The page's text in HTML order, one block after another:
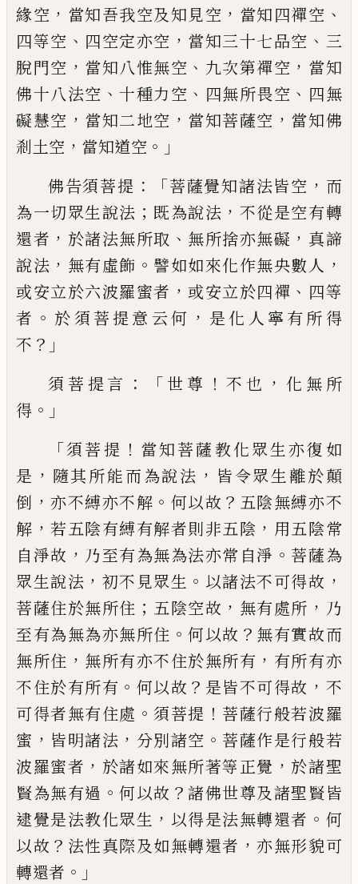
緣空 ， 當知吾我空及知見空 ， 當知四禪空 、
四等空 、 四空定亦空 ， 當知三十七品空 、 三
脫門空 ， 當知八惟無空 、 九次第禪空 ， 當知
佛十八法空 、十種力空 、 四無所畏空 、 四無
礙慧空 ， 當知二地空 ， 當知菩薩空 ， 當知佛
剎土空 ， 當知道空 。」
佛告須菩提 ：「菩薩覺知諸法皆空 ， 而
為一切眾生說法 ； 既為說法 ， 不從是空有轉
還者 ， 於諸法無所取 、 無所捨亦無礙 ， 真諦
說法 ， 無有虛飾 。 譬如如來化作無央數人 ，
或安立於六波羅蜜者 ， 或安立於四禪 、 四等
者 。 於須菩提意云何 ， 是化人寧有所得
不 ？」
須菩提言 ：「 世 尊 ！不也 ， 化無所
得 。」
「須菩提 ！ 當知菩薩教化眾生亦復如
是 ， 隨其所能而為說法 ， 皆令眾生 離於顛
倒 ，亦不縛亦不解 。 何以故 ？ 五陰無縛亦不
解 ，若五陰有縛有解者則非五陰 ， 用五陰常
自淨故 ， 乃至有為無為法亦常自淨 。 菩薩為
眾生說法 ， 初不見眾生 。 以諸法不可得故 ，
菩薩住於無所住 ； 五陰空故 ， 無有處所 ， 乃
至有為無為亦無所住 。何以故 ？ 無有實故而
無所住 ， 無所有亦不住於無所有 ， 有所有亦
不住於有所有 。 何以故 ？ 是皆不可得故 ， 不
可得者無有住處 。 須菩提 ！ 菩薩行般若波羅
蜜 ， 皆明諸法 ， 分別諸空 。 菩薩作是行般若
波羅蜜者 ， 於諸如來無所著等正覺 ， 於諸聖
賢為無有過 。何以故 ？諸佛世尊及諸聖賢皆
逮覺是法教化眾生 ， 以得是法無轉還者 。 何
以故 ？ 法性真際及如無轉還者 ，亦無形貌可
轉還者 。」